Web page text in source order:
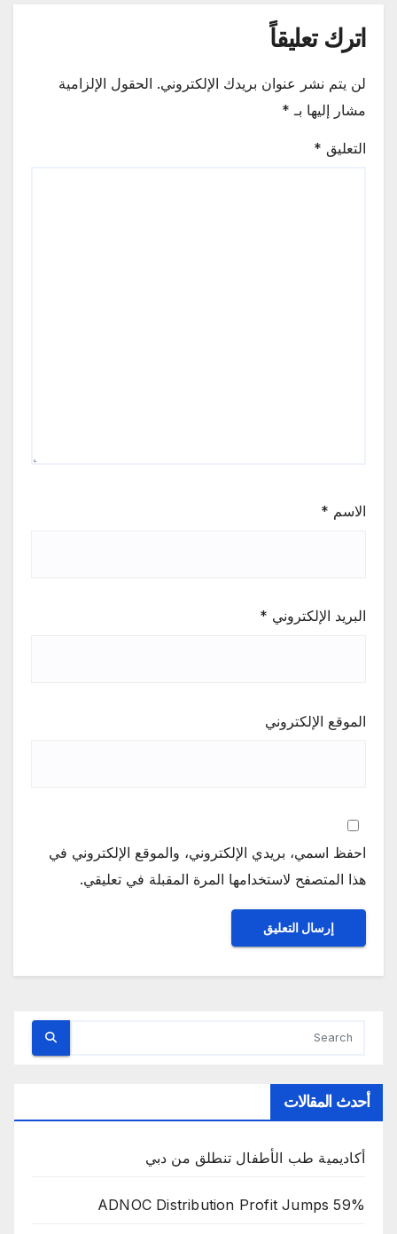
اترك تعليقاً
لن يتم نشر عنوان بريدك الإلكتروني. الحقول الإلزامية
مشار إليها بـ *
التعليق *
الاسم *
البريد الإلكتروني *
الموقع الإلكتروني
احفظ اسمي، بريدي الإلكتروني، والموقع الإلكتروني في
هذا المتصفح لاستخدامها المرة المقبلة في تعليقي.
أحدث المقالات
أكاديمية طب الأطفال تنطلق من دبي
ADNOC Distribution Profit Jumps 59%